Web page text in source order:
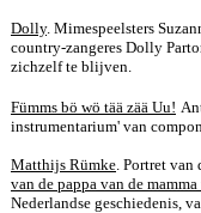
Dolly. Mimespeelsters
country-zangeres Dolly
zichzelf te blijven.
Fümms bö wö tää zää Uu!
instrumentarium' van
Matthijs Rümke. Portret van
van de pappa van de
Nederlandse geschiedenis,